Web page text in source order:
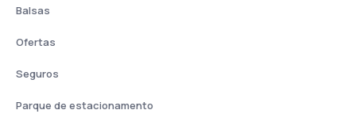
Balsas
Ofertas
Seguros
Parque de estacionamento